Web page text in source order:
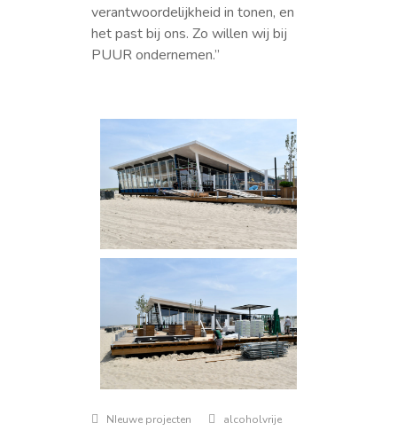
verantwoordelijkheid in tonen, en
het past bij ons. Zo willen wij bij
PUUR ondernemen.”
NIeuwe projecten
alcoholvrije